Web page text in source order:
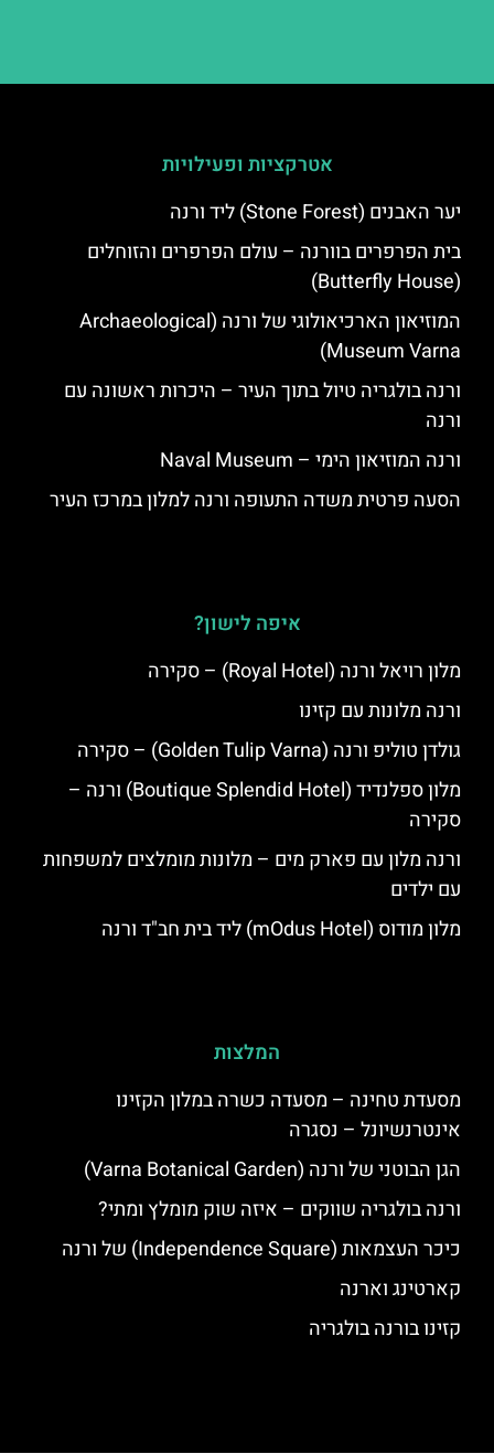
אטרקציות ופעילויות
יער האבנים (Stone Forest) ליד ורנה
בית הפרפרים בוורנה – עולם הפרפרים והזוחלים
(Butterfly House)
המוזיאון הארכיאולוגי של ורנה (Archaeological
Museum Varna)
ורנה בולגריה טיול בתוך העיר – היכרות ראשונה עם
ורנה
ורנה המוזיאון הימי – Naval Museum
הסעה פרטית משדה התעופה ורנה למלון במרכז העיר
איפה לישון?
מלון רויאל ורנה (Royal Hotel) – סקירה
ורנה מלונות עם קזינו
גולדן טוליפ ורנה (Golden Tulip Varna) – סקירה
מלון ספלנדיד (Boutique Splendid Hotel) ורנה –
סקירה
ורנה מלון עם פארק מים – מלונות מומלצים למשפחות
עם ילדים
מלון מודוס (mOdus Hotel) ליד בית חב"ד ורנה
המלצות
מסעדת טחינה – מסעדה כשרה במלון הקזינו
אינטרנשיונל – נסגרה
הגן הבוטני של ורנה (Varna Botanical Garden)
ורנה בולגריה שווקים – איזה שוק מומלץ ומתי?
כיכר העצמאות (Independence Square) של ורנה
קארטינג וארנה
קזינו בורנה בולגריה